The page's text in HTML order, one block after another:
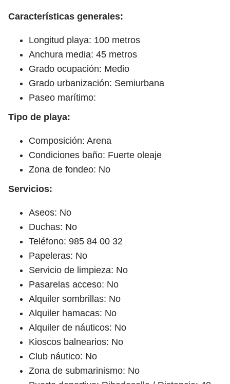
Características generales:
Longitud playa: 100 metros
Anchura media: 45 metros
Grado ocupación: Medio
Grado urbanización: Semiurbana
Paseo marítimo:
Tipo de playa:
Composición: Arena
Condiciones baño: Fuerte oleaje
Zona de fondeo: No
Servicios:
Aseos: No
Duchas: No
Teléfono: 985 84 00 32
Papeleras: No
Servicio de limpieza: No
Pasarelas acceso: No
Alquiler sombrillas: No
Alquiler hamacas: No
Alquiler de náuticos: No
Kioscos balnearios: No
Club náutico: No
Zona de submarinismo: No